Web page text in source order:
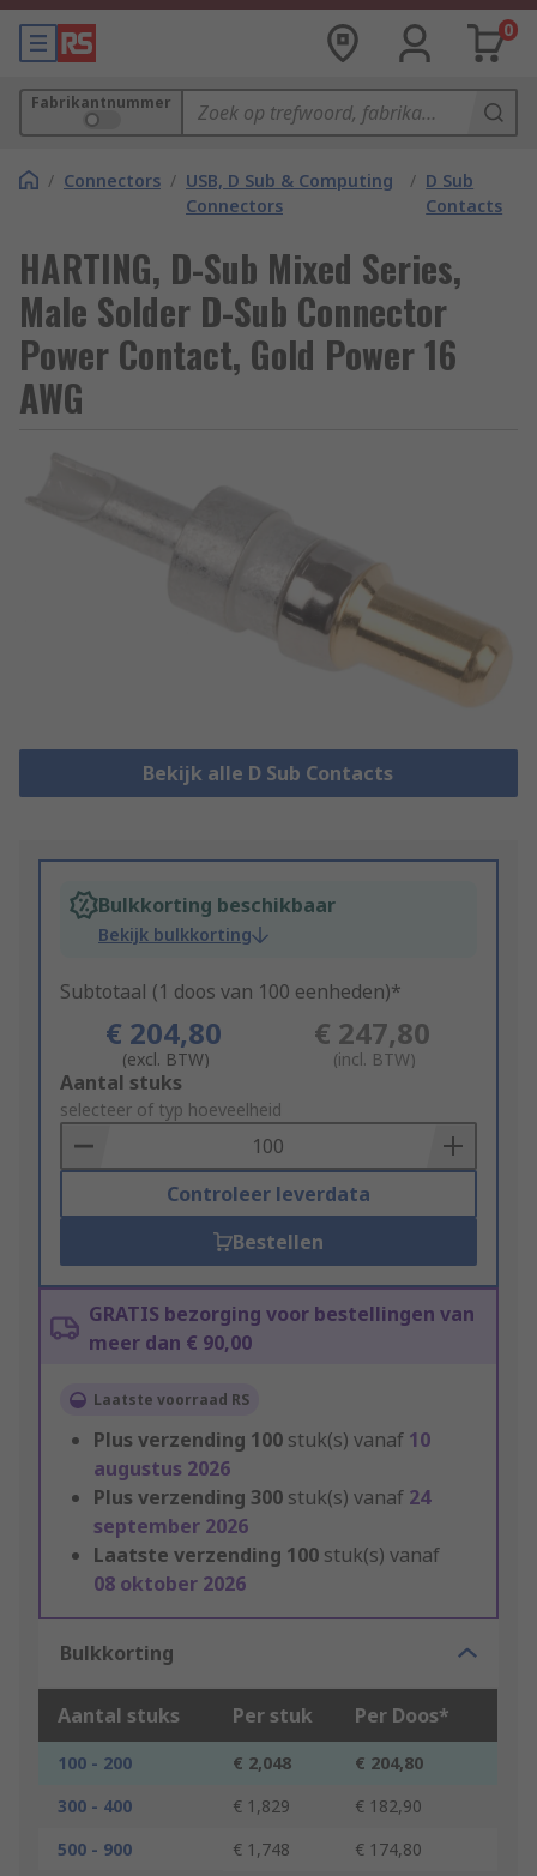
0
Fabrikantnummer
/ Connectors / USB, D Sub & Computing
Connectors
/ D Sub
Contacts
HARTING, D-Sub Mixed Series,
Male Solder D-Sub Connector
Power Contact, Gold Power 16
AWG
Bekijk alle D Sub Contacts
Bulkkorting beschikbaar
Bekijk bulkkorting
Subtotaal (1 doos van 100 eenheden)*
€ 204,80
(excl. BTW)
€ 247,80
(incl. BTW)
Add
to
Basket
Aantal stuks
selecteer of typ hoeveelheid
Controleer leverdata
Bestellen
GRATIS bezorging voor bestellingen van
meer dan € 90,00
Laatste voorraad RS
Plus verzending 100 stuk(s) vanaf 10
augustus 2026
Plus verzending 300 stuk(s) vanaf 24
september 2026
Laatste verzending 100 stuk(s) vanaf
08 oktober 2026
Bulkkorting
Aantal stuks Per stuk Per Doos*
100 - 200 € 2,048
€ 204,80
300 - 400
€ 1,829
€ 182,90
500 - 900
€ 1,748
€ 174,80